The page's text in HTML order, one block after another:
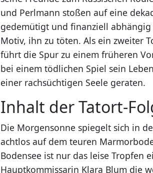
und Perlmann stoßen auf eine
gedemütigt und finanziell
Motiv, ihn zu töten. Als ein zweiter
führt die Spur zu einem früheren
bei einem tödlichen Spiel sein
einer rachsüchtigen Seele geraten.
Inhalt der Tatort-
Die Morgensonne spiegelt sich in
achtlos auf dem teuren
Bodensee ist nur das leise Tropfen
Hauptkommissarin Klara Blum die